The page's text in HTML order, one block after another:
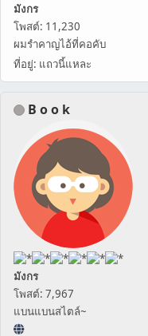
มังกร
โพสต์: 11,230
ผมรำคาญไอ้ที่คอคับ
ที่อยู่: แถวนี้แหละ
B o o k
มังกร
โพสต์: 7,967
แบนแบนสไตล์~